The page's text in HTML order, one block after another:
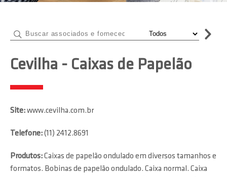
Cevilha - Caixas de Papelão
Site:www.cevilha.com.br
Telefone:(11) 2412.8691
Produtos:Caixas de papelão ondulado em diversos tamanhos e
formatos. Bobinas de papelão ondulado. Caixa normal. Caixa